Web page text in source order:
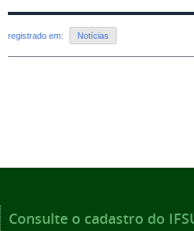
registrado em: Notícias
Consulte o cadastro do